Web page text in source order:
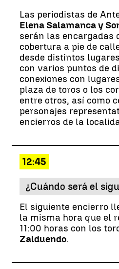
Las periodistas de
Elena Salamanca y
serán las encargadas
cobertura a pie de
desde distintos
con varios puntos de
conexiones con
plaza de toros o los
entre otros, así como
personajes
encierros de la
12:45
¿Cuándo será el
El siguiente encierro
la misma hora que el
11:00 horas con los
Zalduendo.